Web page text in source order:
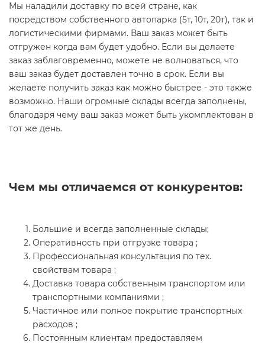
Мы наладили доставку по всей стране, как
посредством собственного автопарка (5т, 10т, 20т), так и
логистическими фирмами. Ваш заказ может быть
отгружен когда вам будет удобно. Если вы делаете
заказ заблаговременно, можете не волноваться, что
ваш заказ будет доставлен точно в срок. Если вы
желаете получить заказ как можно быстрее - это также
возможно. Наши огромные склады всегда заполнены,
благодаря чему ваш заказ может быть укомплектован в
тот же день.
Чем мы отличаемся от конкурентов:
Большие и всегда заполненные склады;
Оперативность при отгрузке товара ;
Профессиональная консультация по тех.
свойствам товара ;
Доставка товара собственным транспортом или
транспортными компаниями ;
Частичное или полное покрытие транспортных
расходов ;
Постоянным клиентам предоставляем